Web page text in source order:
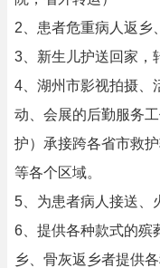
2、患者危重病人返乡
3、新生儿护送回家，
4、湖州市影视拍摄、
动、会展的后勤服务
护）承接跨各省市救
等各个区域。
5、为患者病人接送、
6、提供各种款式的殡
乡、骨灰返乡者提供